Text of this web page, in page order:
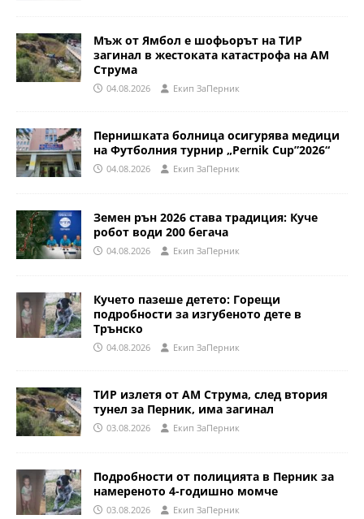
Мъж от Ямбол е шофьорът на ТИР
загинал в жестоката катастрофа на АМ
Струма
04.08.2026 Eкип ЗаПерник
Пернишката болница осигурява медици
на Футболния турнир „Pernik Cup”2026“
04.08.2026 Eкип ЗаПерник
Земен рън 2026 става традиция: Куче
робот води 200 бегача
04.08.2026 Eкип ЗаПерник
Кучето пазеше детето: Горещи
подробности за изгубеното дете в
Трънско
04.08.2026 Eкип ЗаПерник
ТИР излетя от АМ Струма, след втория
тунел за Перник, има загинал
03.08.2026 Eкип ЗаПерник
Подробности от полицията в Перник за
намереното 4-годишно момче
03.08.2026 Eкип ЗаПерник